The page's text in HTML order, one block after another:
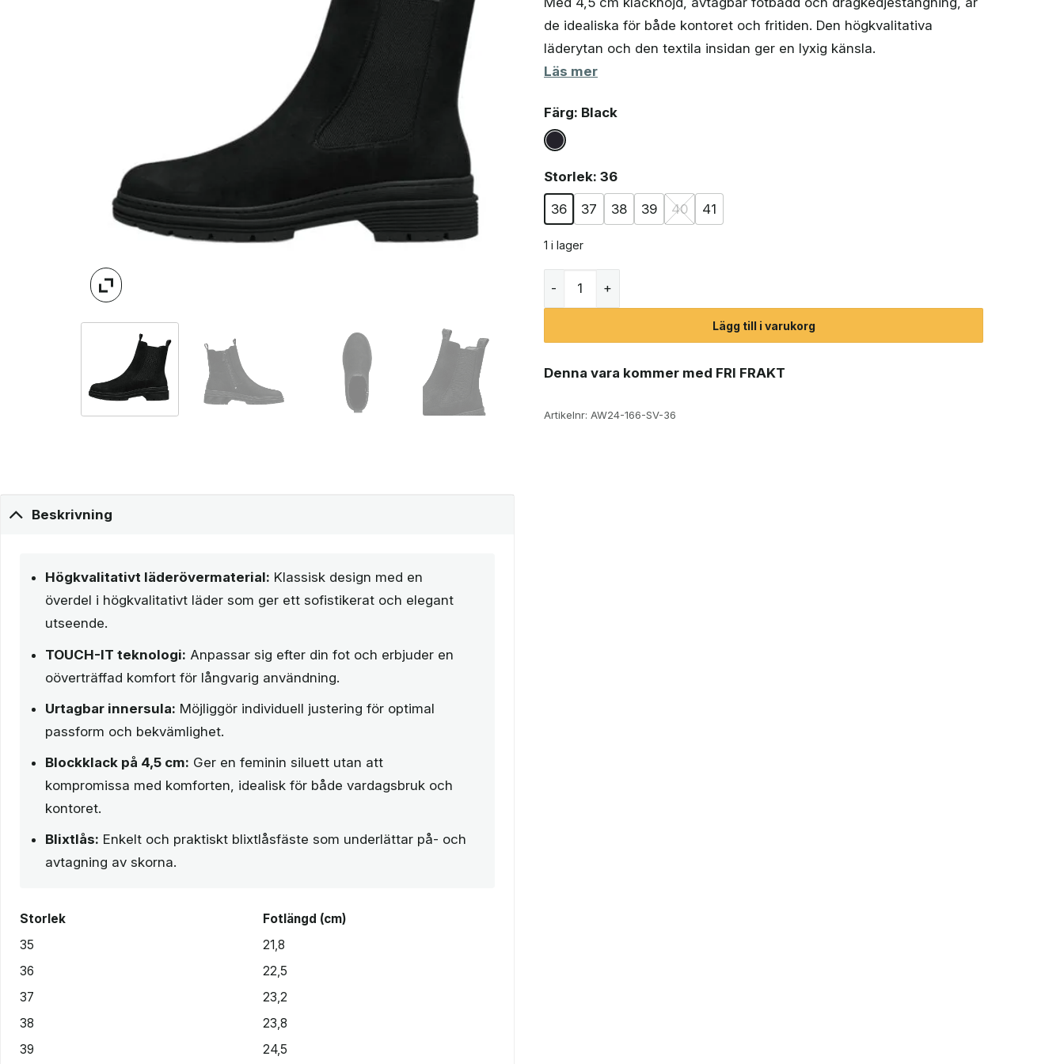
de idealiska för både kontoret och fritiden. Den högkvalitativa
läderytan och den textila insidan ger en lyxig känsla.
Läs mer
Färg: Black
Storlek: 36
36 37 38 39 40 41
1 i lager
Lägg till i varukorg
Denna vara kommer med FRI FRAKT
Artikelnr: AW24-166-SV-36
Beskrivning
Högkvalitativt läderövermaterial: Klassisk design med en
överdel i högkvalitativt läder som ger ett sofistikerat och elegant
utseende.
TOUCH-IT teknologi: Anpassar sig efter din fot och erbjuder en
oöverträffad komfort för långvarig användning.
Urtagbar innersula: Möjliggör individuell justering för optimal
passform och bekvämlighet.
Blockklack på 4,5 cm: Ger en feminin siluett utan att
kompromissa med komforten, idealisk för både vardagsbruk och
kontoret.
Blixtlås: Enkelt och praktiskt blixtlåsfäste som underlättar på- och
avtagning av skorna.
Storlek
Fotlängd (cm)
35
21,8
36
22,5
37
23,2
38
23,8
39
24,5